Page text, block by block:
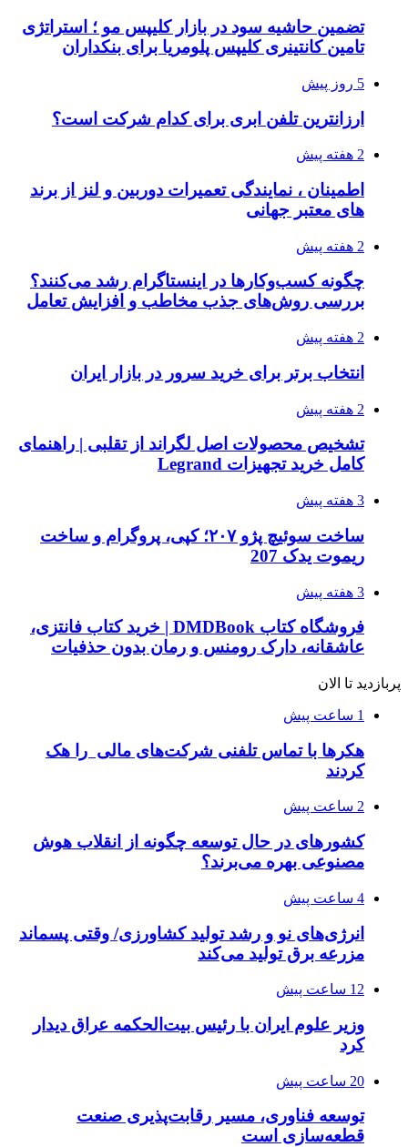
تضمین حاشیه سود در بازار کلیپس مو ؛ استراتژی
تامین کانتینری کلیپس پلومریا برای بنکداران
5 روز پیش
ارزانترین تلفن ابری برای کدام شرکت است؟
2 هفته پیش
اطمینان ، نمایندگی تعمیرات دوربین و لنز از برند
های معتبر جهانی
2 هفته پیش
چگونه کسب‌وکارها در اینستاگرام رشد می‌کنند؟
بررسی روش‌های جذب مخاطب و افزایش تعامل
2 هفته پیش
انتخاب برتر برای خرید سرور در بازار ایران
2 هفته پیش
تشخیص محصولات اصل لگراند از تقلبی | راهنمای
کامل خرید تجهیزات Legrand
3 هفته پیش
ساخت سوئیچ پژو ۲۰۷؛ کپی، پروگرام و ساخت
ریموت یدک 207
3 هفته پیش
فروشگاه کتاب DMDBook | خرید کتاب فانتزی،
عاشقانه، دارک رومنس و رمان بدون حذفیات
پربازدید تا الان
1 ساعت پیش
هکرها با تماس تلفنی شرکت‌های مالی را هک
کردند
2 ساعت پیش
کشورهای در حال توسعه چگونه از انقلاب هوش
مصنوعی بهره می‌برند؟
4 ساعت پیش
انرژی‌های نو و رشد تولید کشاورزی/ وقتی پسماند
مزرعه‌ برق تولید می‌کند
12 ساعت پیش
وزیر علوم ایران با رئیس بیت‌الحکمه عراق دیدار
کرد
20 ساعت پیش
توسعه فناوری، مسیر رقابت‌پذیری صنعت
قطعه‌سازی است